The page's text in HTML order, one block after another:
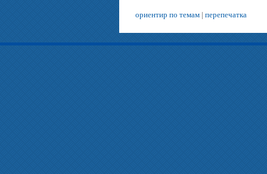
ориентир по темам | перепечатка